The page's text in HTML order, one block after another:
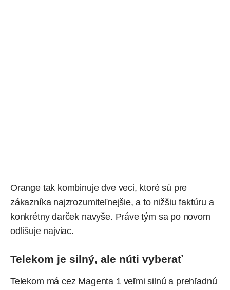
Orange tak kombinuje dve veci, ktoré sú pre
zákazníka najzrozumiteľnejšie, a to nižšiu faktúru a
konkrétny darček navyše. Práve tým sa po novom
odlišuje najviac.
Telekom je silný, ale núti vyberať
Telekom má cez Magenta 1 veľmi silnú a prehľadnú